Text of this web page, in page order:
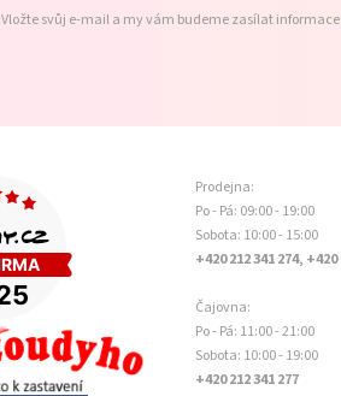
Vložte svůj e-mail a my vám budeme zasílat
Prodejna:
Po - Pá: 09:00 - 19:00
Sobota: 10:00 - 15:00
+420 212 341 274, +420
Čajovna:
Po - Pá: 11:00 - 21:00
Sobota: 10:00 - 19:00
+420 212 341 277